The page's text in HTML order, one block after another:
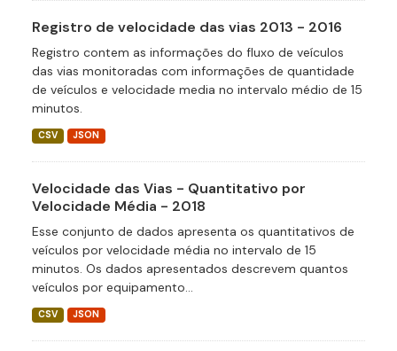
Registro de velocidade das vias 2013 - 2016
Registro contem as informações do fluxo de veículos
das vias monitoradas com informações de quantidade
de veículos e velocidade media no intervalo médio de 15
minutos.
CSV JSON
Velocidade das Vias - Quantitativo por
Velocidade Média - 2018
Esse conjunto de dados apresenta os quantitativos de
veículos por velocidade média no intervalo de 15
minutos. Os dados apresentados descrevem quantos
veículos por equipamento...
CSV JSON